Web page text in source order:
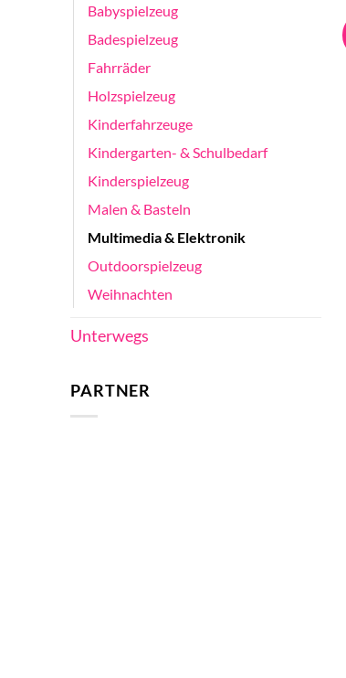
Babyspielzeug
Badespielzeug
Fahrräder
Holzspielzeug
Kinderfahrzeuge
Kindergarten- & Schulbedarf
Kinderspielzeug
Malen & Basteln
Multimedia & Elektronik
Outdoorspielzeug
Weihnachten
Unterwegs
PARTNER